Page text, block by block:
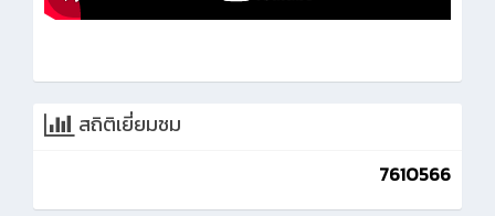
สถิติเยี่ยมชม
7610566